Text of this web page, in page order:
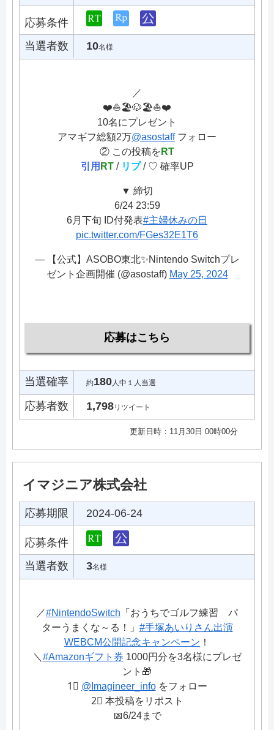
応募条件
当選者数
10名様
／
❤️⛵️🏖️🐶🏖️⛵️❤️
10名にプレゼント
アマギフ総額2万@asostaffフォロー
② この投稿を RT
引用 RT/ リプ/ ♡ 確率UP
▼ 締切
6/24 23:59
6月下旬 ID付発表#主婦休みの日
pic.twitter.com/FGes32E1T6
— 【公式】ASOBO東北✨Nintendo Switchプレ
ゼント企画開催 (@asostaff) May 25, 2024
応募はこちら
当選確率 約180人中１人当選
応募者数 1,798リツイート
更新日時：11月30日 00時00分
イマジニア株式会社
応募期限 2024-06-24
応募条件
当選者数
3名様
／#NintendoSwitch 「おうちでゴルフ練習 パ
ターうまくな～る！」 #手塚あいりさん出演
WEBCM公開記念キャンペーン ！
＼ #Amazonギフト券 1000円分を3名様にプレゼ
ント🎁
1⃣ @Imagineer_infoをフォロー
2⃣ 本投稿をリポスト
📅6/24まで